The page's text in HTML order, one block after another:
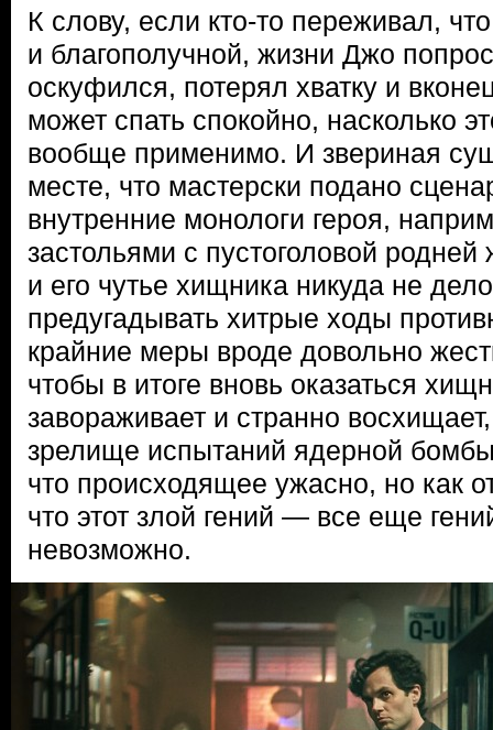
К слову, если кто-то переживал,
и благополучной, жизни Джо
оскуфился, потерял хватку и
может спать спокойно, насколько
вообще применимо. И звериная
месте, что мастерски подано
внутренние монологи героя,
застольями с пустоголовой
и его чутье хищника никуда не
предугадывать хитрые ходы
крайние меры вроде довольно
чтобы в итоге вновь оказаться
завораживает и странно
зрелище испытаний ядерной
что происходящее ужасно, но как
что этот злой гений — все еще
невозможно.